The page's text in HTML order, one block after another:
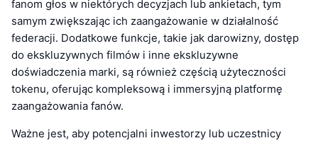
fanom głos w niektórych decyzjach lub ankietach, tym
samym zwiększając ich zaangażowanie w działalność
federacji. Dodatkowe funkcje, takie jak darowizny, dostęp
do ekskluzywnych filmów i inne ekskluzywne
doświadczenia marki, są również częścią użyteczności
tokenu, oferując kompleksową i immersyjną platformę
zaangażowania fanów.
Ważne jest, aby potencjalni inwestorzy lub uczestnicy